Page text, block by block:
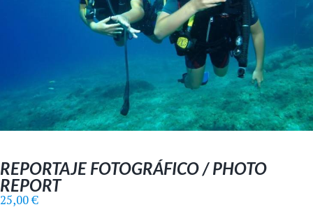
REPORTAJE FOTOGRÁFICO / PHOTO
REPORT
25,00€